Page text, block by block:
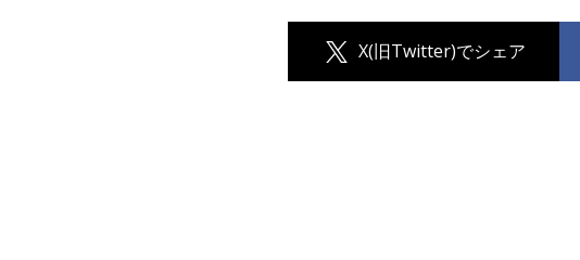
X(旧Twitter)でシェア